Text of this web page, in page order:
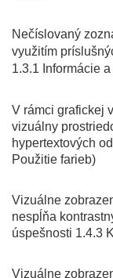
Nečíslovaný
využitím
1.3.1 Informácie
V rámci grafickej
vizuálny
hypertextových
Použitie farieb)
Vizuálne
nespĺňa
úspešnosti 1.4.3
Vizuálne